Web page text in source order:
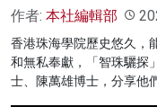
作者: 本社編輯部
香港珠海學院歷史悠久，
和無私奉獻，「智珠驪探
士、陳萬雄博士，分享他